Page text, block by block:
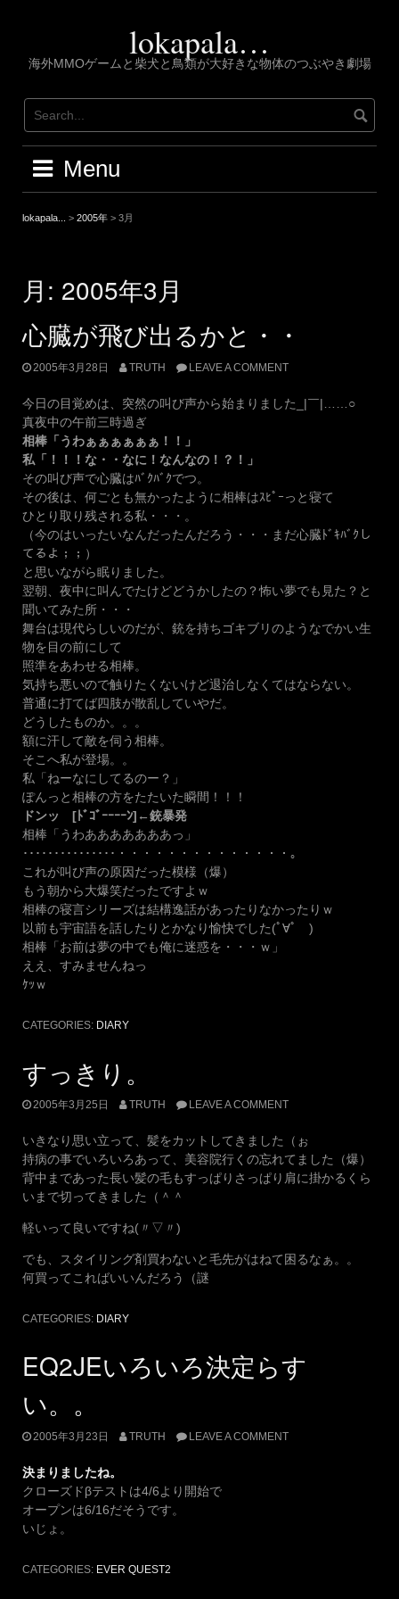
lokapala…
海外MMOゲームと柴犬と鳥類が大好きな物体のつぶやき劇場
Menu
lokapala... > 2005年 > 3月
月: 2005年3月
心臓が飛び出るかと・・
2005年3月28日 TRUTH LEAVE A COMMENT
今日の目覚めは、突然の叫び声から始まりました_|￣|……○
真夜中の午前三時過ぎ
相棒「うわぁぁぁぁぁぁ！！」
私「！！！な・・なに！なんなの！？！」
その叫び声で心臓はﾊﾞｸﾊﾞｸでつ。
その後は、何ごとも無かったように相棒はｽﾋﾟｰっと寝て
ひとり取り残される私・・・。
（今のはいったいなんだったんだろう・・・まだ心臓ﾄﾞｷﾊﾞｸし
てるよ；；）
と思いながら眠りました。
翌朝、夜中に叫んでたけどどうかしたの？怖い夢でも見た？と
聞いてみた所・・・
舞台は現代らしいのだが、銃を持ちゴキブリのようなでかい生
物を目の前にして
照準をあわせる相棒。
気持ち悪いので触りたくないけど退治しなくてはならない。
普通に打てば四肢が散乱していやだ。
どうしたものか。。。
額に汗して敵を伺う相棒。
そこへ私が登場。。
私「ねーなにしてるのー？」
ぽんっと相棒の方をたたいた瞬間！！！
ドンッ [ﾄﾞｺﾞｰｰｰｰﾝ]←銃暴発
相棒「うわあああああああっ」
･･･････････････・・・・・・・・・・・・・・。
これが叫び声の原因だった模様（爆）
もう朝から大爆笑だったですよｗ
相棒の寝言シリーズは結構逸話があったりなかったりｗ
以前も宇宙語を話したりとかなり愉快でした(ﾟ∀ﾟ )
相棒「お前は夢の中でも俺に迷惑を・・・ｗ」
ええ、すみませんねっ
ｹｯｗ
CATEGORIES: DIARY
すっきり。
2005年3月25日 TRUTH LEAVE A COMMENT
いきなり思い立って、髪をカットしてきました（ぉ
持病の事でいろいろあって、美容院行くの忘れてました（爆）
背中まであった長い髪の毛もすっぱりさっぱり肩に掛かるくら
いまで切ってきました（＾＾
軽いって良いですね(〃▽〃)
でも、スタイリング剤買わないと毛先がはねて困るなぁ。。
何買ってこればいいんだろう（謎
CATEGORIES: DIARY
EQ2JEいろいろ決定らす
い。。
2005年3月23日 TRUTH LEAVE A COMMENT
決まりましたね。
クローズドβテストは4/6より開始で
オープンは6/16だそうです。
いじょ。
CATEGORIES: EVER QUEST2